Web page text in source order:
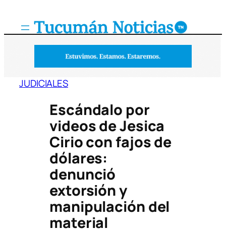
JUDICIALES
Escándalo por
videos de Jesica
Cirio con fajos de
dólares:
denunció
extorsión y
manipulación del
material